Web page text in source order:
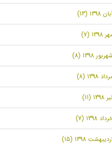
1398 (13)
1398 (7)
شهریور 1398 (8)
1398 (8)
1398 (11)
1398 (7)
اردیبهشت 1398 (15)